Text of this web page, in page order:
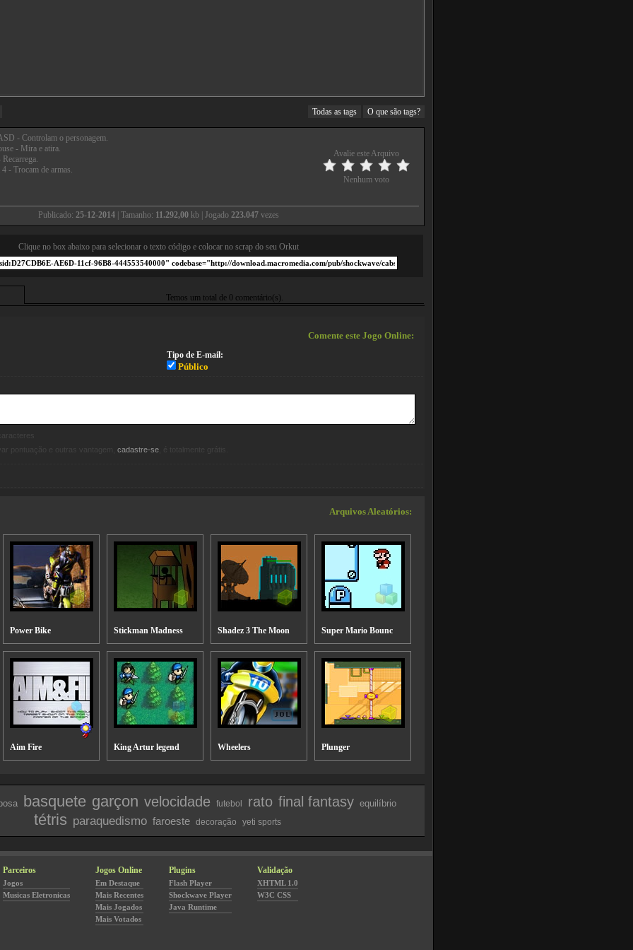
Todas as tags O que são tags?
- Controlam o personagem.
- Mira e atira.
Recarrega.
4 - Trocam de armas.
Avalie este Arquivo
Nenhum voto
Publicado: 25-12-2014 | Tamanho: 11.292,00 kb | Jogado 223.047 vezes
Clique no box abaixo para selecionar o texto código e colocar no scrap do seu Orkut
Temos um total de 0 comentário(s).
Comente este Jogo Online:
Tipo de E-mail:
Público
cadastre-se
Arquivos Aleatórios:
Power Bike Stickman Madness Shadez 3 The Moon Super Mario Bounc
Aim Fire King Artur legend Wheelers Plunger
basquete garçon velocidade futebol rato final fantasy equilíbrio
tétris paraquedismo faroeste decoração yeti sports
Parceiros
Jogos
Musicas Eletronicas
Jogos Online
Em Destaque
Mais Recentes
Mais Jogados
Mais Votados
Plugins
Flash Player
Shockwave Player
Java Runtime
Validação
XHTML 1.0
W3C CSS